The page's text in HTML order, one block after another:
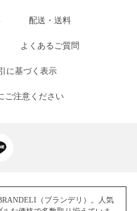
配送・送料
よくあるご質問
に基づく表示
ご注意ください
（ブランデリ）。人気